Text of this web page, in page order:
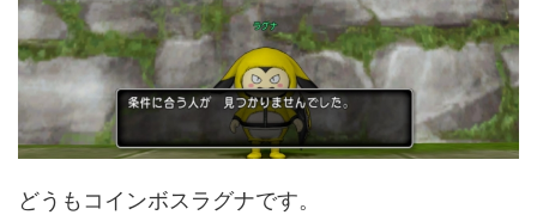
どうもコインボスラグナです。